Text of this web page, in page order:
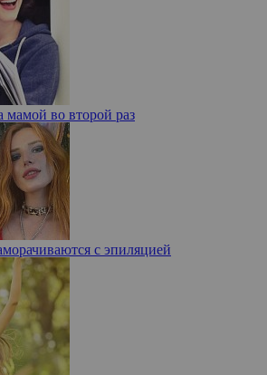
мамой во второй раз
с эпиляцией